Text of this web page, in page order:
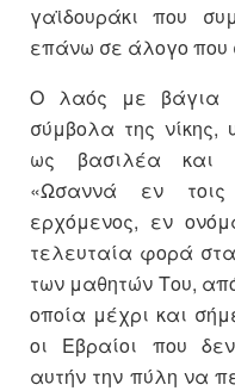
γαϊδουράκι που
επάνω σε άλογο που
Ο λαός με βάγια
σύμβολα της νίκης,
ως βασιλέα και
«Ωσαννά εν τοις
ερχόμενος, εν
τελευταία φορά
των μαθητών Του,
οποία μέχρι και
οι Εβραίοι που
αυτήν την πύλη να